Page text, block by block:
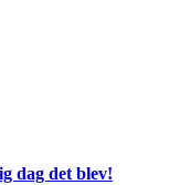
dag det blev!